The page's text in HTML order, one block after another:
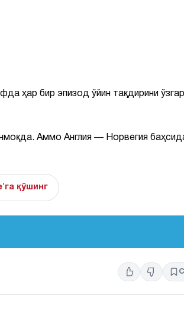
ҳар бир эпизод ўйин тақдирини
Аммо Англия — Норвегия
қўшинг